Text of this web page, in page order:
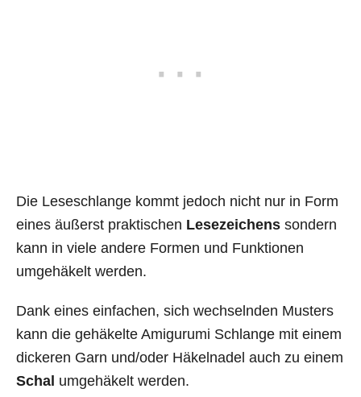
Die Leseschlange kommt jedoch nicht nur in Form
eines äußerst praktischen Lesezeichens sondern
kann in viele andere Formen und Funktionen
umgehäkelt werden.
Dank eines einfachen, sich wechselnden Musters
kann die gehäkelte Amigurumi Schlange mit einem
dickeren Garn und/oder Häkelnadel auch zu einem
Schal umgehäkelt werden.